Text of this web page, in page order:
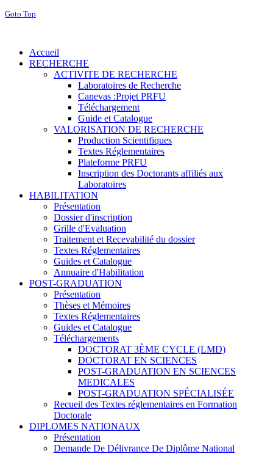
Goto Top
Accueil
RECHERCHE
ACTIVITE DE RECHERCHE
Laboratoires de Recherche
Canevas :Projet PRFU
Téléchargement
Guide et Catalogue
VALORISATION DE RECHERCHE
Production Scientifiques
Textes Réglementaires
Plateforme PRFU
Inscription des Doctorants affiliés aux
Laboratoires
HABILITATION
Présentation
Dossier d'inscription
Grille d'Evaluation
Traitement et Recevabilité du dossier
Textes Réglementaires
Guides et Catalogue
Annuaire d'Habilitation
POST-GRADUATION
Présentation
Thèses et Mémoires
Textes Réglementaires
Guides et Catalogue
Téléchargements
DOCTORAT 3ÈME CYCLE (LMD)
DOCTORAT EN SCIENCES
POST-GRADUATION EN SCIENCES
MEDICALES
POST-GRADUATION SPÉCIALISÉE
Recueil des Textes réglementaires en Formation
Doctorale
DIPLOMES NATIONAUX
Présentation
Demande De Délivrance De Diplôme National